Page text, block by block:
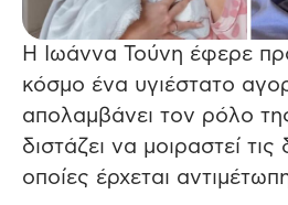
Η Ιωάννα Τούνη έφερε
κόσμο ένα υγιέστατο
απολαμβάνει τον ρόλο
διστάζει να μοιραστεί τις
οποίες έρχεται